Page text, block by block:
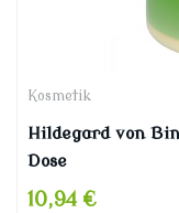
Kosmetik
Hildegard von
Dose
10,94 €